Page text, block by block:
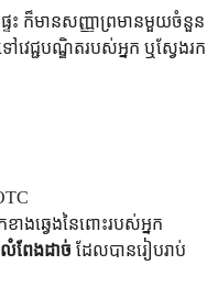
ទះ ក៏មានសញ្ញាព្រមានមួយចំនួន
វេជ្ជបណ្ឌិតរបស់អ្នក ឬស្វែងរក
ាងឆ្វេងនៃពោះរបស់អ្នក
ពែងដាច់ ដែលបានរៀបរាប់